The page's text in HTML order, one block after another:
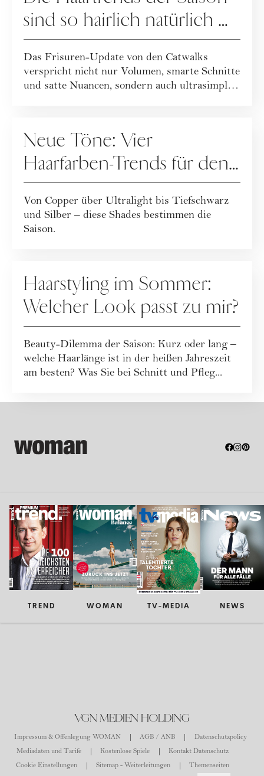
sind so hairlich natürlich …
Das Frisuren-Update von den Catwalks
verspricht nicht nur Volumen, smarte Schnitte
und satte Nuancen, sondern auch ultrasimple
Neue Töne: Vier
Haarfarben-Trends für den
Winter
Von Copper über Ultralight bis Tiefschwarz
und Silber – diese Shades bestimmen die
Saison.
Haarstyling im Sommer:
Welcher Look passt zu mir?
Beauty-Dilemma der Saison: Kurz oder lang –
welche Haarlänge ist in der heißen Jahreszeit
am besten? Was Sie bei Schnitt und Pfleg...
TREND WOMAN TV-MEDIA NEWS
VGN MEDIEN HOLDING
Impressum & Offenlegung WOMAN AGB / ANB
Datenschutzpolicy
Mediadaten und Tarife
Kostenlose Spiele
Kontakt Datenschutz
Cookie Einstellungen
Sitemap - Weiterleitungen Themenseiten